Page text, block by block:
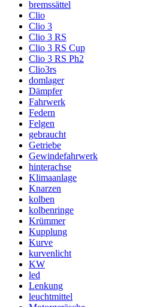
bremssättel
Clio
Clio 3
Clio 3 RS
Clio 3 RS Cup
Clio 3 RS Ph2
Clio3rs
domlager
Dämpfer
Fahrwerk
Federn
Felgen
gebraucht
Getriebe
Gewindefahrwerk
hinterachse
Klimaanlage
Knarzen
kolben
kolbenringe
Krümmer
Kupplung
Kurve
kurvenlicht
KW
led
Lenkung
leuchtmittel